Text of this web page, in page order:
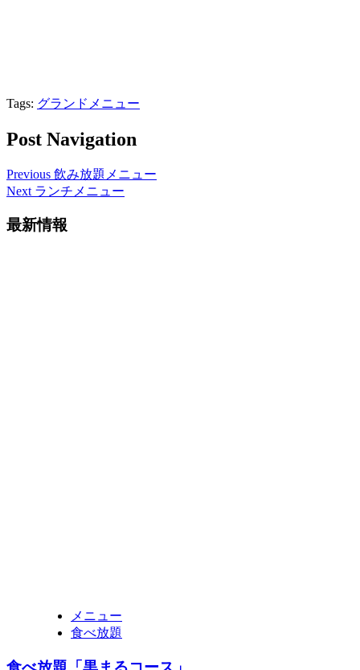
Tags: グランドメニュー
Post Navigation
Previous 飲み放題メニュー
Next ランチメニュー
最新情報
メニュー
食べ放題